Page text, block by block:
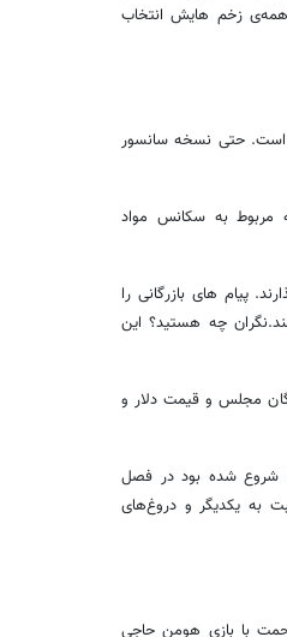
همه‌ی زخم هایش انتخاب
است. حتی نسخه سانسور
نقش ارسطو، نیز دیالوگ‌های سانسور شده‌ سریال پایتخت۶ را که مربوط به سکانس مواد
پیام های بازرگانی را
چه هستید؟ این
مجلس و قیمت دلار و
شروع شده بود در فصل
به یکدیگر و دروغ‌های
عسل رحمت با بازی هومن حاجی